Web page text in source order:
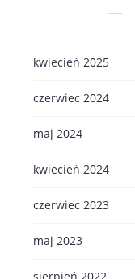
kwiecień 2025
czerwiec 2024
maj 2024
kwiecień 2024
czerwiec 2023
maj 2023